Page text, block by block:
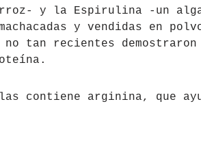
y la Espirulina -un
y vendidas en
tan recientes demostraron
contiene arginina, que